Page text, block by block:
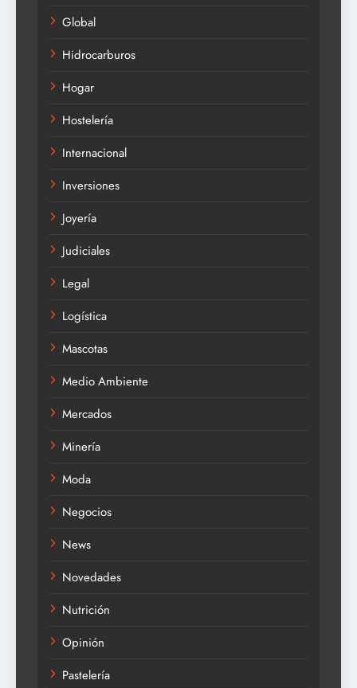
Global
Hidrocarburos
Hogar
Hostelería
Internacional
Inversiones
Joyería
Judiciales
Legal
Logística
Mascotas
Medio Ambiente
Mercados
Minería
Moda
Negocios
News
Novedades
Nutrición
Opinión
Pastelería